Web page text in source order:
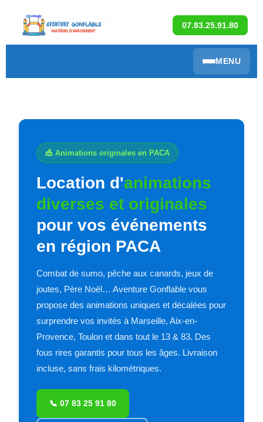
07.83.25.91.80
MENU
🎪 Animations originales en PACA
Location d'animations
diverses et originales
pour vos événements
en région PACA
Combat de sumo, pêche aux canards, jeux de
joutes, Père Noël… Aventure Gonflable vous
propose des animations uniques et décalées pour
surprendre vos invités à Marseille, Aix-en-
Provence, Toulon et dans tout le 13 & 83. Des
fous rires garantis pour tous les âges. Livraison
incluse, sans frais kilométriques.
📞 07 83 25 91 80